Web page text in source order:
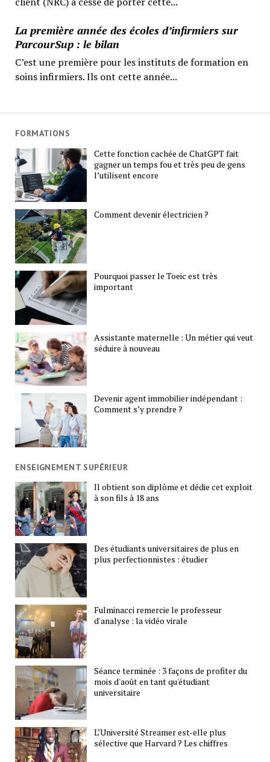
La première année des écoles d’infirmiers sur
ParcourSup : le bilan
C’est une première pour les instituts de formation en
soins infirmiers. Ils ont cette année...
FORMATIONS
Cette fonction cachée de ChatGPT fait
gagner un temps fou et très peu de gens
l’utilisent encore
Comment devenir électricien ?
Pourquoi passer le Toeic est très
important
Assistante maternelle : Un métier qui veut
séduire à nouveau
Devenir agent immobilier indépendant :
Comment s’y prendre ?
ENSEIGNEMENT SUPÉRIEUR
Il obtient son diplôme et dédie cet exploit
à son fils à 18 ans
Des étudiants universitaires de plus en
plus perfectionnistes : étudier
Fulminacci remercie le professeur
d'analyse : la vidéo virale
Séance terminée : 3 façons de profiter du
mois d'août en tant qu'étudiant
universitaire
L’Université Streamer est-elle plus
sélective que Harvard ? Les chiffres